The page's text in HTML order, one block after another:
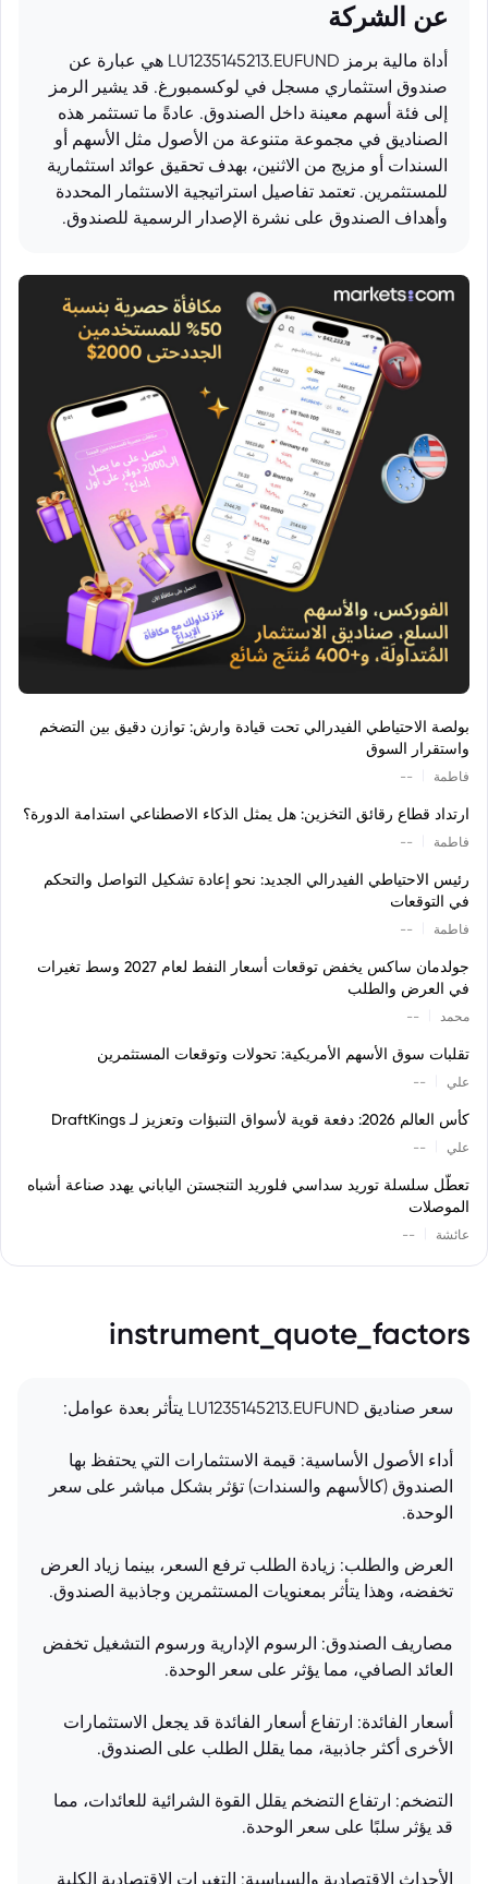
عن الشركة
أداة مالية برمز LU1235145213.EUFUND هي عبارة عن
صندوق استثماري مسجل في لوكسمبورغ. قد يشير الرمز
إلى فئة أسهم معينة داخل الصندوق. عادةً ما تستثمر هذه
الصناديق في مجموعة متنوعة من الأصول مثل الأسهم أو
السندات أو مزيج من الاثنين، بهدف تحقيق عوائد استثمارية
للمستثمرين. تعتمد تفاصيل استراتيجية الاستثمار المحددة
وأهداف الصندوق على نشرة الإصدار الرسمية للصندوق.
بولصة الاحتياطي الفيدرالي تحت قيادة وارش: توازن دقيق بين التضخم
واستقرار السوق
فاطمة --
ارتداد قطاع رقائق التخزين: هل يمثل الذكاء الاصطناعي استدامة الدورة؟
فاطمة --
رئيس الاحتياطي الفيدرالي الجديد: نحو إعادة تشكيل التواصل والتحكم
في التوقعات
فاطمة --
جولدمان ساكس يخفض توقعات أسعار النفط لعام 2027 وسط تغيرات
في العرض والطلب
محمد --
تقلبات سوق الأسهم الأمريكية: تحولات وتوقعات المستثمرين
علي --
كأس العالم 2026: دفعة قوية لأسواق التنبؤات وتعزيز لـ DraftKings
علي --
تعطّل سلسلة توريد سداسي فلوريد التنجستن الياباني يهدد صناعة أشباه
الموصلات
عائشة --
instrument_quote_factors
سعر صناديق LU1235145213.EUFUND يتأثر بعدة عوامل:
أداء الأصول الأساسية: قيمة الاستثمارات التي يحتفظ بها
الصندوق (كالأسهم والسندات) تؤثر بشكل مباشر على سعر
الوحدة.
العرض والطلب: زيادة الطلب ترفع السعر، بينما زياد العرض
تخفضه، وهذا يتأثر بمعنويات المستثمرين وجاذبية الصندوق.
مصاريف الصندوق: الرسوم الإدارية ورسوم التشغيل تخفض
العائد الصافي، مما يؤثر على سعر الوحدة.
أسعار الفائدة: ارتفاع أسعار الفائدة قد يجعل الاستثمارات
الأخرى أكثر جاذبية، مما يقلل الطلب على الصندوق.
التضخم: ارتفاع التضخم يقلل القوة الشرائية للعائدات، مما
قد يؤثر سلبًا على سعر الوحدة.
الأحداث الاقتصادية والسياسية: التغيرات الاقتصادية الكلية